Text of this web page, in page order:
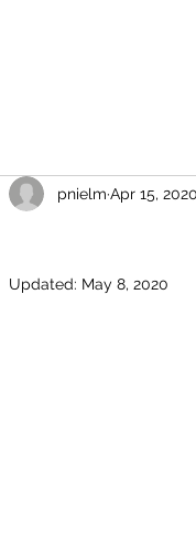
pnielm Apr 15, 2020
Updated: May 8, 2020